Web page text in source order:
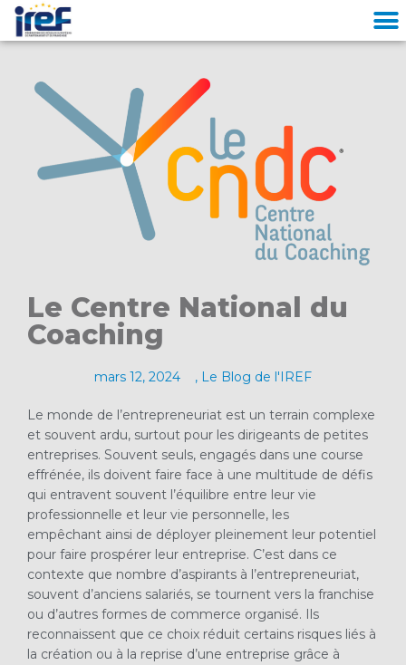
Le Centre National du
Coaching
mars 12, 2024 , Le Blog de l'IREF
Le monde de l’entrepreneuriat est un terrain complexe
et souvent ardu, surtout pour les dirigeants de petites
entreprises. Souvent seuls, engagés dans une course
effrénée, ils doivent faire face à une multitude de défis
qui entravent souvent l’équilibre entre leur vie
professionnelle et leur vie personnelle, les
empêchant ainsi de déployer pleinement leur potentiel
pour faire prospérer leur entreprise. C’est dans ce
contexte que nombre d’aspirants à l’entrepreneuriat,
souvent d’anciens salariés, se tournent vers la franchise
ou d’autres formes de commerce organisé. Ils
reconnaissent que ce choix réduit certains risques liés à
la création ou à la reprise d’une entreprise grâce à
Cookies management panel